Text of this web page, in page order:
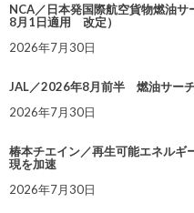
NCA／日本発国際航空貨物燃油
8月1日適用 改定）
2026年7月30日
JAL／2026年8月前半 燃油サー
2026年7月30日
椿本チエイン／再生可能エネルギ
現を加速
2026年7月30日